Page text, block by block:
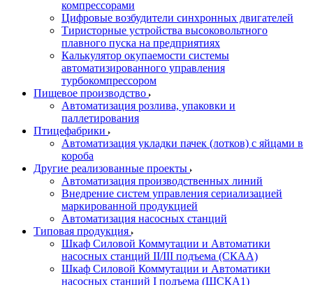
компрессорами
Цифровые возбудители синхронных двигателей
Тиристорные устройства высоковольтного
плавного пуска на предприятиях
Калькулятор окупаемости системы
автоматизированного управления
турбокомпрессором
Пищевое производство
Автоматизация розлива, упаковки и
паллетирования
Птицефабрики
Автоматизация укладки пачек (лотков) с яйцами в
короба
Другие реализованные проекты
Автоматизация производственных линий
Внедрение систем управления сериализацией
маркированной продукцией
Автоматизация насосных станций
Типовая продукция
Шкаф Силовой Коммутации и Автоматики
насосных станций II/III подъема (СКАА)
Шкаф Силовой Коммутации и Автоматики
насосных станций I подъема (ШСКА1)